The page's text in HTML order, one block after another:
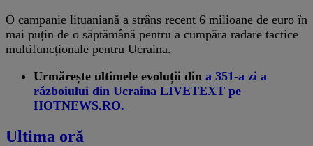
O campanie lituaniană a strâns recent 6 milioane de euro în
mai puțin de o săptămână pentru a cumpăra radare tactice
multifuncționale pentru Ucraina.
Urmărește ultimele evoluții din a 351-a zi a
războiului din Ucraina LIVETEXT pe
HOTNEWS.RO.
Ultima oră